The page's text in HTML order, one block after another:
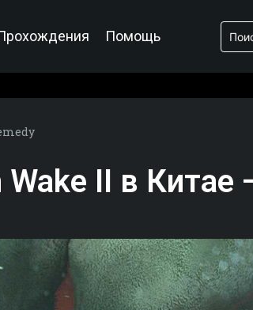
Помощь
II в Китае